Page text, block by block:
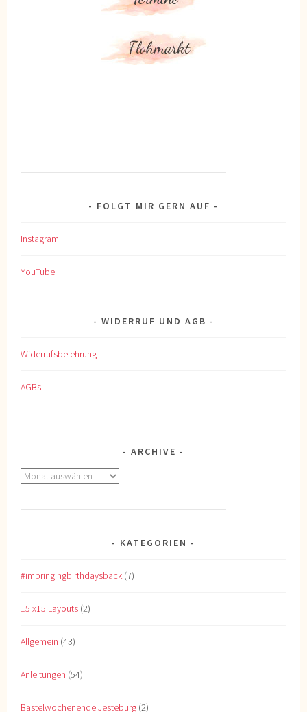
FOLGT MIR GERN AUF
Instagram
YouTube
WIDERRUF UND AGB
Widerrufsbelehrung
AGBs
ARCHIVE
Archive
KATEGORIEN
#imbringingbirthdaysback (7)
15 x15 Layouts (2)
Allgemein (43)
Anleitungen (54)
Bastelwochenende Jesteburg (2)